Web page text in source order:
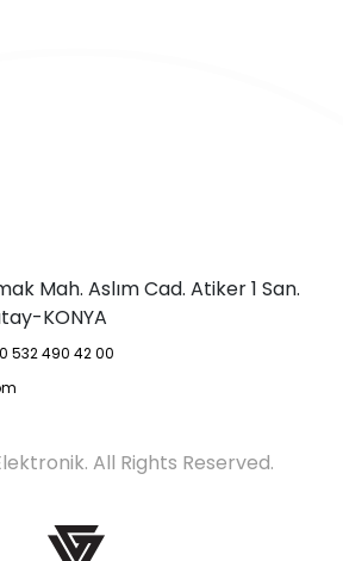
Mah. Aslım Cad. Atiker 1 San.
KONYA
532 490 42 00
All Rights Reserved.